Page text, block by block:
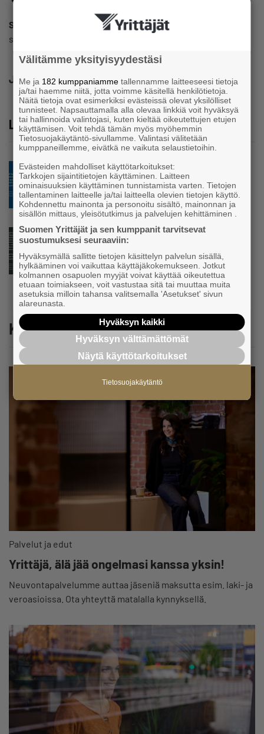
Stina Siikonen
stina.siikonen@koolle.fi
Jaa
Lue lisää
Blogi
Mitä tapahtuu, kun yrittäjä ei pysähdy?
Blogi
tekijöitä
Katso myös
Palvelut ja edut
Yrittäjä, älä jää ongelmasi kanssa yksin!
Neuvontapalvelumme auttaa jäseniä maksutta esim. laki- ja
veroasioissa. Ota yhteyttä matalalla kynnyksellä.
Välitämme yksityisyydestäsi
Me ja 182 kumppaniamme tallennamme laitteeseesi tietoja
ja/tai haemme niitä, jotta voimme käsitellä henkilötietoja.
Näitä tietoja ovat esimerkiksi evästeissä olevat yksilölliset
tunnisteet. Napsauttamalla alla olevaa linkkiä voit hyväksyä
tai hallinnoida valintojasi, kuten kieltää oikeutettujen etujen
käyttämisen. Voit tehdä tämän myös myöhemmin
Tietosuojakäytäntö-sivullamme. Valintasi välitetään
kumppaneillemme, eivätkä ne vaikuta selaustietoihin.
Evästeiden mahdolliset käyttötarkoitukset:
Tarkkojen sijaintitietojen käyttäminen. Laitteen
ominaisuuksien käyttäminen tunnistamista varten. Tietojen
tallentaminen laitteelle ja/tai laitteella olevien tietojen käyttö.
Kohdennettu mainonta ja personoitu sisältö, mainonnan ja
sisällön mittaus, yleisötutkimus ja palvelujen kehittäminen .
Suomen Yrittäjät ja sen kumppanit tarvitsevat
suostumuksesi seuraaviin:
Hyväksymällä sallitte tietojen käsittelyn palvelun sisällä,
hylkääminen voi vaikuttaa käyttäjäkokemukseen. Jotkut
kolmannen osapuolen myyjät voivat käyttää oikeutettua
etuaan toimiakseen, voit vastustaa sitä tai muuttaa muita
asetuksia milloin tahansa valitsemalla 'Asetukset' sivun
alareunasta.
Hyväksyn kaikki
Hyväksyn välttämättömät
Näytä käyttötarkoitukset
Tietosuojakäytäntö